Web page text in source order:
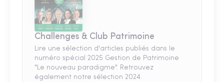
Challenges & Club Patrimoine
Lire une sélection d'articles publiés dans le
numéro spécial 2025 Gestion de Patrimoine
"Le nouveau paradigme". Retrouvez
également notre sélection 2024.